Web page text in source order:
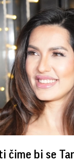
čime bi se